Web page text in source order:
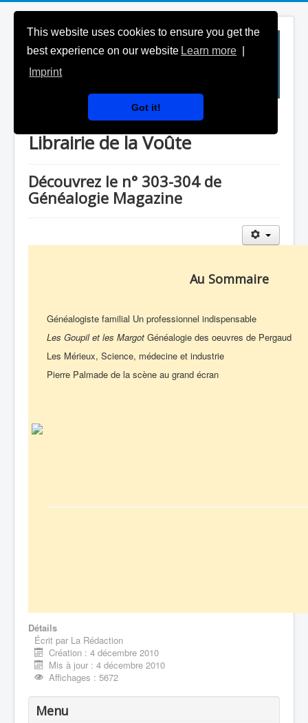
This website uses cookies to ensure you get the
best experience on our website Learn more
Imprint
Got it!
Généalogie Magazine & la
Librairie de la Voûte
Découvrez le n° 303-304 de
Généalogie Magazine
Au Sommaire
Généalogiste familial Un professionnel indispensable
Les Goupil et les Margot Généalogie des oeuvres de Pergaud
Les Mérieux, Science, médecine et industrie
Pierre Palmade de la scène au grand écran
Détails
Écrit par La Rédaction
Création : 4 décembre 2010
Mis à jour : 4 décembre 2010
Affichages : 5672
Menu